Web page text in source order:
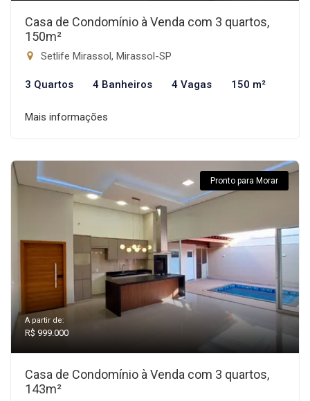
Casa de Condomínio à Venda com 3 quartos,
150m²
Setlife Mirassol, Mirassol-SP
3 Quartos 4 Banheiros 4 Vagas 150 m²
Mais informações
Pronto para Morar
A partir de:
R$ 999.000
Casa de Condomínio à Venda com 3 quartos,
143m²